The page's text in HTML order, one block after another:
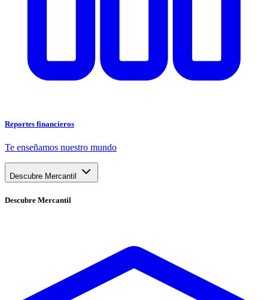
Reportes financieros
Te enseñamos nuestro mundo
Descubre Mercantil
Descubre Mercantil